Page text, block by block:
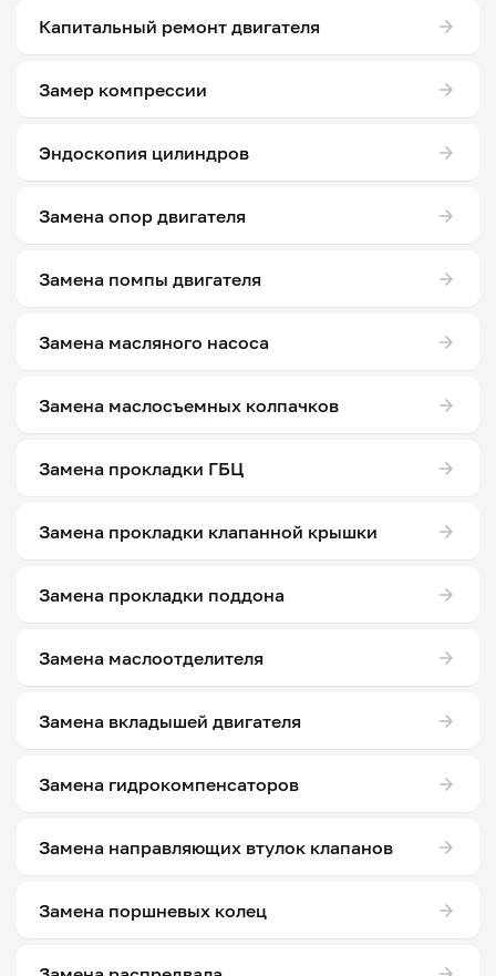
Капитальный ремонт двигателя
Замер компрессии
Эндоскопия цилиндров
Замена опор двигателя
Замена помпы двигателя
Замена масляного насоса
Замена маслосъемных колпачков
Замена прокладки ГБЦ
Замена прокладки клапанной крышки
Замена прокладки поддона
Замена маслоотделителя
Замена вкладышей двигателя
Замена гидрокомпенсаторов
Замена направляющих втулок клапанов
Замена поршневых колец